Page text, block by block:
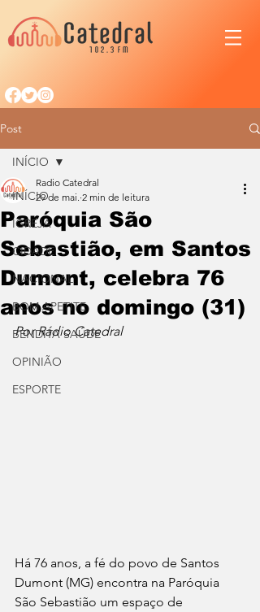
Post
INÍCIO
IGREJA
CIDADE
NACIONAL
BOM APETITE
BENDITA SAÚDE
OPINIÃO
ESPORTE
INÍCIO
Paróquia São
Sebastião, em Santos
Dumont, celebra 76
anos no domingo (31)
Radio Catedral
29 de mai. 2 min de leitura
Por Rádio Catedral
Há 76 anos, a fé do povo de Santos
Dumont (MG) encontra na Paróquia
São Sebastião um espaço de